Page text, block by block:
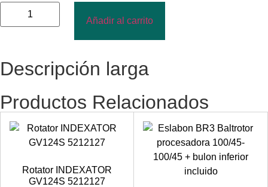
Añadir al carrito
Descripción larga
Productos Relacionados
Rotator INDEXATOR
GV124S 5212127